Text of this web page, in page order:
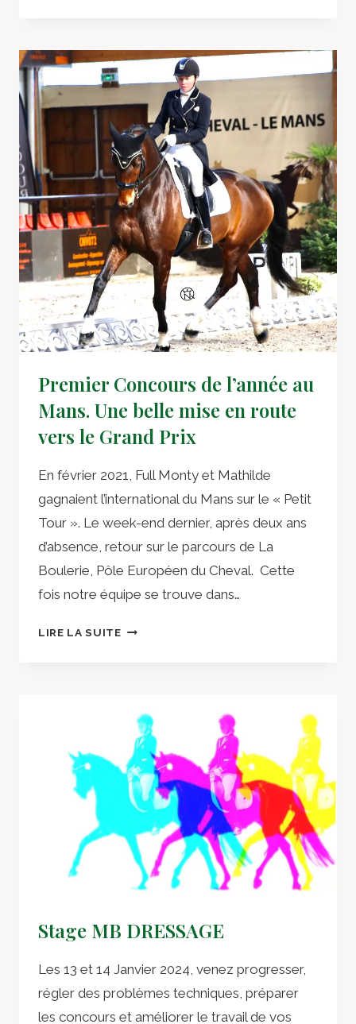
C’EST
POUR
MATHILDE
ET
FULL
Premier Concours de l’année au
Mans. Une belle mise en route
vers le Grand Prix
En février 2021, Full Monty et Mathilde
gagnaient l’international du Mans sur le « Petit
Tour ». Le week-end dernier, après deux ans
d’absence, retour sur le parcours de La
Boulerie, Pôle Européen du Cheval. Cette
fois notre équipe se trouve dans…
LIRE LA SUITEPREMIER
MANS.
UNE
BELLE
MISE
EN
ROUTE
VERS
LE
GRAND
Stage MB DRESSAGE
Les 13 et 14 Janvier 2024, venez progresser,
régler des problèmes techniques, préparer
les concours et améliorer le travail de vos